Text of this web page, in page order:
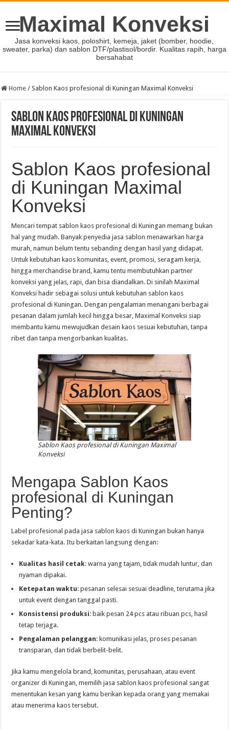
Maximal Konveksi
Jasa konveksi kaos, poloshirt, kemeja, jaket (bomber, hoodie,
sweater, parka) dan sablon DTF/plastisol/bordir. Kualitas rapih, harga
bersahabat
Home / Sablon Kaos profesional di Kuningan Maximal Konveksi
Sablon Kaos profesional di Kuningan
Maximal Konveksi
Sablon Kaos profesional
di Kuningan Maximal
Konveksi
Mencari tempat sablon kaos profesional di Kuningan memang bukan
hal yang mudah. Banyak penyedia jasa sablon menawarkan harga
murah, namun belum tentu sebanding dengan hasil yang didapat.
Untuk kebutuhan kaos komunitas, event, promosi, seragam kerja,
hingga merchandise brand, kamu tentu membutuhkan partner
konveksi yang jelas, rapi, dan bisa diandalkan. Di sinilah Maximal
Konveksi hadir sebagai solusi untuk kebutuhan sablon kaos
profesional di Kuningan. Dengan pengalaman menangani berbagai
pesanan dalam jumlah kecil hingga besar, Maximal Konveksi siap
membantu kamu mewujudkan desain kaos sesuai kebutuhan, tanpa
ribet dan tanpa mengorbankan kualitas.
Sablon Kaos profesional di Kuningan Maximal
Konveksi
Mengapa Sablon Kaos
profesional di Kuningan
Penting?
Label profesional pada jasa sablon kaos di Kuningan bukan hanya
sekadar kata-kata. Itu berkaitan langsung dengan:
Kualitas hasil cetak: warna yang tajam, tidak mudah luntur, dan
nyaman dipakai.
Ketepatan waktu: pesanan selesai sesuai deadline, terutama jika
untuk event dengan tanggal pasti.
Konsistensi produksi: baik pesan 24 pcs atau ribuan pcs, hasil
tetap terjaga.
Pengalaman pelanggan: komunikasi jelas, proses pesanan
transparan, dan tidak berbelit-belit.
Jika kamu mengelola brand, komunitas, perusahaan, atau event
organizer di Kuningan, memilih jasa sablon kaos profesional sangat
menentukan kesan yang kamu berikan kepada orang yang memakai
atau menerima kaos tersebut.